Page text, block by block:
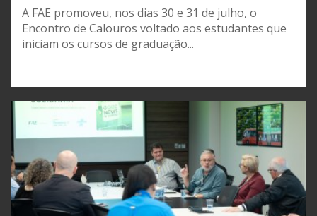
A FAE promoveu, nos dias 30 e 31 de julho, o
Encontro de Calouros voltado aos estudantes que
iniciam os cursos de graduação...